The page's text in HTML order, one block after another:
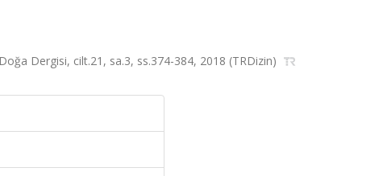
Dergisi, cilt.21, sa.3, ss.374-384, 2018 (TRDizin)